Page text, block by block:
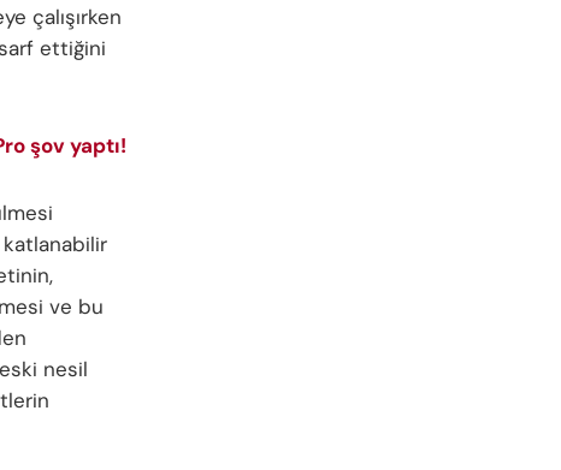
çalışırken
ettiğini
şov yaptı!
katlanabilir
ve bu
nesil